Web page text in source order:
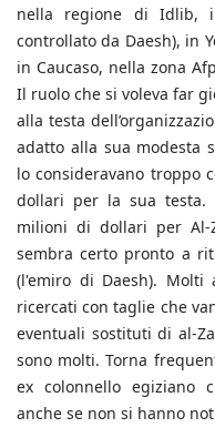
nella regione di Idlib,
controllato da Daesh), in
in Caucaso, nella zona
Il ruolo che si voleva far
alla testa
adatto alla sua modesta
lo consideravano troppo
dollari per la sua testa.
milioni di dollari per Al-
sembra certo pronto a
(l'emiro di Daesh).
ricercati con taglie che
eventuali sostituti di al-
sono molti. Torna
ex colonnello egiziano
anche se non si hanno